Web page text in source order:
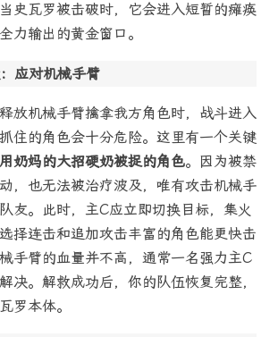
史瓦罗被击破时，它会进入短暂的瘫痪
力输出的黄金窗口。
应对机械手臂
放机械手臂擒拿我方角色时，战斗进入
住的角色会十分危险。这里有一个关键
奶妈的大招硬奶被捉的角色。因为被禁
，也无法被治疗波及，唯有攻击机械手
友。此时，主C应立即切换目标，集火
择连击和追加攻击丰富的角色能更快击
手臂的血量并不高，通常一名强力主C
决。解救成功后，你的队伍恢复完整，
罗本体。